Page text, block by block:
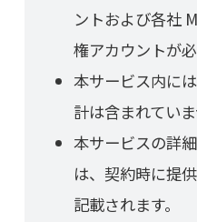
ントおよび各社
権アカウントが必
本サービス内に
計は含まれていま
本サービスの詳
は、契約時に提
記載されます。